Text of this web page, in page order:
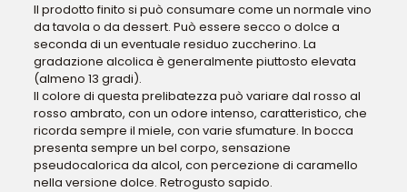
Il prodotto finito si può consumare come un normale vino
da tavola o da dessert. Può essere secco o dolce a
seconda di un eventuale residuo zuccherino. La
gradazione alcolica è generalmente piuttosto elevata
(almeno 13 gradi).
Il colore di questa prelibatezza può variare dal rosso al
rosso ambrato, con un odore intenso, caratteristico, che
ricorda sempre il miele, con varie sfumature. In bocca
presenta sempre un bel corpo, sensazione
pseudocalorica da alcol, con percezione di caramello
nella versione dolce. Retrogusto sapido.